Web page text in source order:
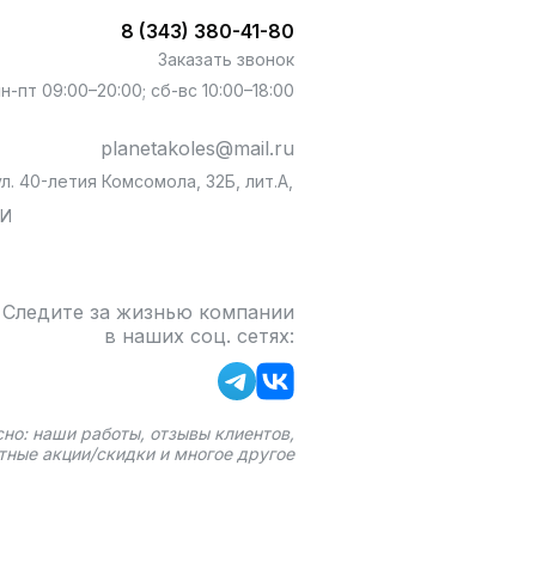
8 (343) 380-41-80
Заказать звонок
пт 09:00–20:00; сб-вс 10:00–18:00
planetakoles@mail.ru
40-летия Комсомола, 32Б, лит.А,
Следите за жизнью компании
в наших соц. сетях:
наши работы, отзывы клиентов,
акции/скидки и многое другое